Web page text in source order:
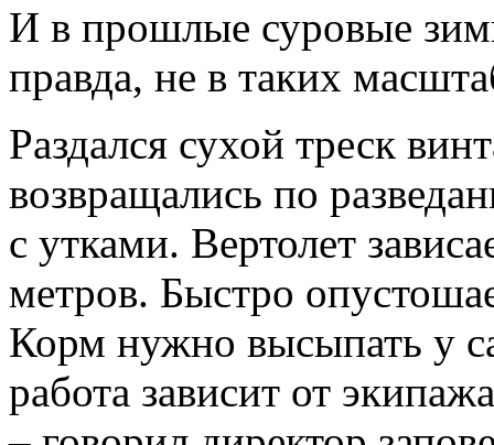
И в прошлые суровые
правда, не в таких
Раздался сухой треск
возвращались по
с утками. Вертолет
метров. Быстро
Корм нужно высыпать у
работа зависит от